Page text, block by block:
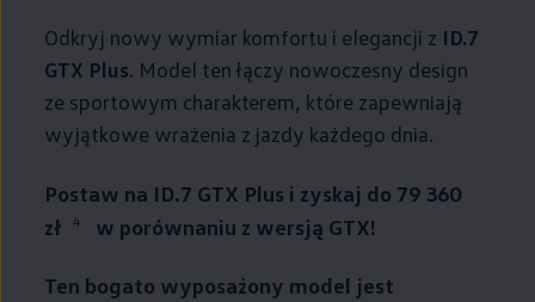
Odkryj nowy wymiar komfortu i elegancji z ID.7
GTX Plus. Model ten łączy nowoczesny design
ze sportowym charakterem, które zapewniają
wyjątkowe wrażenia z jazdy każdego dnia.
Postaw na ID.7 GTX Plus i zyskaj do 79 360
zł
4 w porównaniu z wersją GTX!
Ten bogato wyposażony model jest